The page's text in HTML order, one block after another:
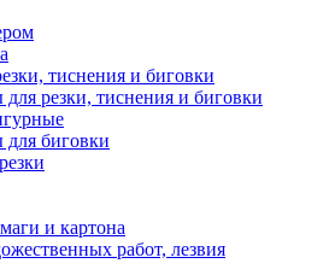
тиснения и биговки
резки, тиснения и биговки
биговки
и картона
работ, лезвия